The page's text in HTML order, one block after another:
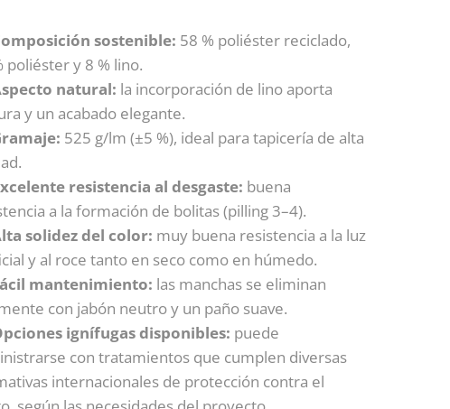
sostenible: 58 % poliéster reciclado,
poliéster y 8 % lino.
natural: la incorporación de lino aporta
y un acabado elegante.
525 g/lm (±5 %), ideal para tapicería de alta
resistencia al desgaste: buena
a la formación de bolitas (pilling 3–4).
solidez del color: muy buena resistencia a la luz
y al roce tanto en seco como en húmedo.
mantenimiento: las manchas se eliminan
con jabón neutro y un paño suave.
ignífugas disponibles: puede
con tratamientos que cumplen diversas
internacionales de protección contra el